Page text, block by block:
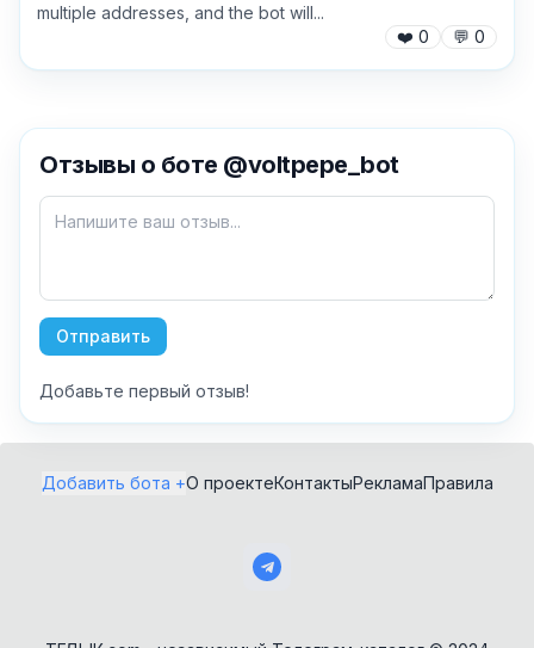
Как добавить бота?
антиспам
multiple addresses, and the bot will...
❤️ 0 💬 0
Отзывы о боте @voltpepe_bot
Отправить
Добавьте первый отзыв!
Добавить бота +О проектеКонтактыРекламаПравила